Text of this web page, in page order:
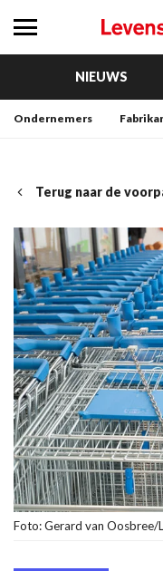
NIEUWS
Ondernemers
Terug naar de
Foto: Gerard van Oosbree/